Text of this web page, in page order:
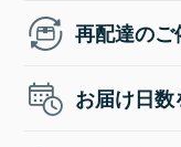
再配達のご
お届け日数